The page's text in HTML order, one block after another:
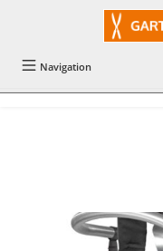
Navigation
Bildergalerie überspringen